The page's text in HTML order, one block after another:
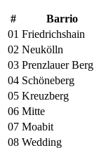
# Barrio
01 Friedrichshain
02 Neukölln
03 Prenzlauer Berg
04 Schöneberg
05 Kreuzberg
06 Mitte
07 Moabit
08 Wedding